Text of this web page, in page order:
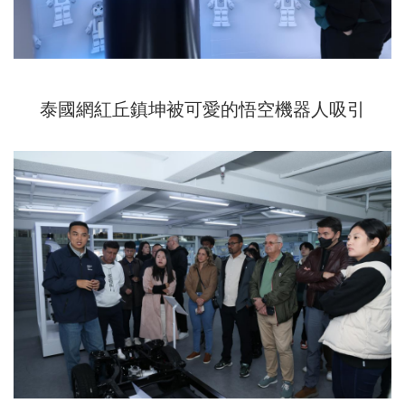
泰國網紅丘鎮坤被可愛的悟空機器人吸引